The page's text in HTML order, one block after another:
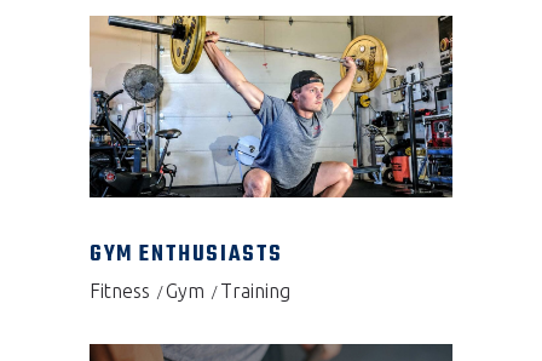
GYM ENTHUSIASTS
Fitness Gym Training